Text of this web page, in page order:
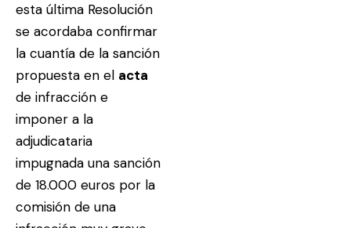
esta última Resolución
se acordaba confirmar
la cuantía de la sanción
propuesta en el acta
de infracción e
imponer a la
adjudicataria
impugnada una sanción
de 18.000 euros por la
comisión de una